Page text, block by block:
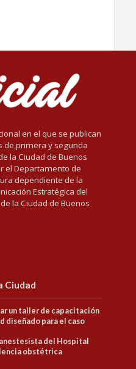
en el que se publican
de primera y segunda
la Ciudad de Buenos
el Departamento de
dependiente de la
Estratégica del
la Ciudad de Buenos
Ciudad
un taller de capacitación
diseñado para el caso
anestesista del Hospital
obstétrica